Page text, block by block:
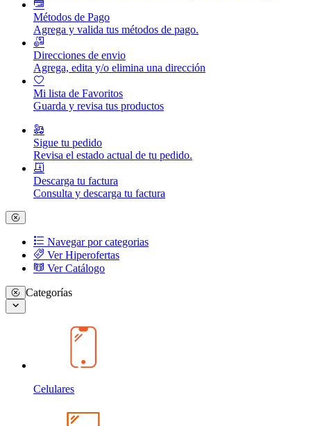
Métodos de Pago
Agrega y valida tus métodos de pago.
Direcciones de envio
Agrega, edita y/o elimina una dirección
Mi lista de Favoritos
Guarda y revisa tus productos
Sigue tu pedido
Revisa el estado actual de tu pedido.
Descarga tu factura
Consulta y descarga tu factura
Navegar por categorias
Ver Hiperofertas
Ver Catálogo
Categorías
Celulares